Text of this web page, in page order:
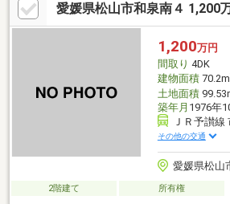
愛媛県松山市和泉南４ 1,200
1,200万円
間取り 4DK
建物面積70.2m
土地面積
築年月 1976年
ＪＲ予讃
その他の交通
愛媛県松山
2階建て 所有権